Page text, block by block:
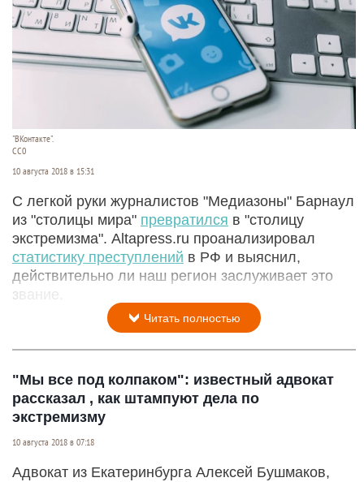
"ВКонтакте".
СС0
10 августа 2018 в 15:31
С легкой руки журналистов "Медиазоны" Барнаул
из "столицы мира" превратился в "столицу
экстремизма". Altapress.ru проанализировал
статистику преступлений в РФ и выяснил,
действительно ли наш регион заслуживает это
звание.
Читать полностью
"Мы все под колпаком": известный адвокат
рассказал , как штампуют дела по
экстремизму
10 августа 2018 в 07:18
Адвокат из Екатеринбурга Алексей Бушмаков,